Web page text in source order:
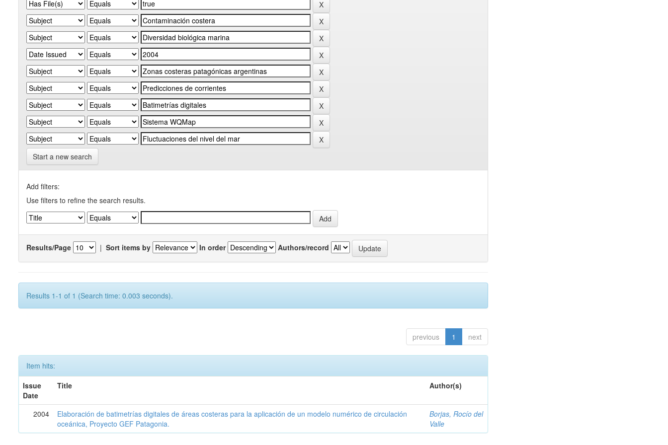
Start a new search
Add filters:
Use filters to refine the search results.
Results/Page | Sort items by In order Authors/record
Results 1-1 of 1 (Search time: 0.003 seconds).
previous 1 next
Item hits:
Issue
Date
Title Author(s)
2004
Elaboración de batimetrías digitales de áreas costeras para la aplicación de un modelo numérico de circulación
oceánica, Proyecto GEF Patagonia.
Borjas, Rocío del
Valle